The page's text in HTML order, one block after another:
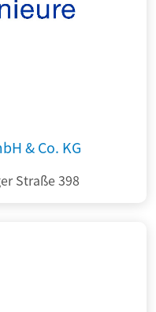
& Co. KG
Straße 398